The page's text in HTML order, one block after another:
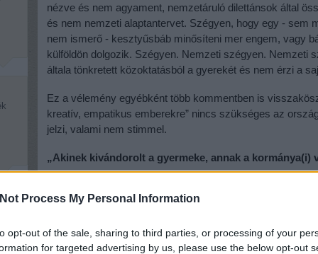
Process My Personal Information
opt-out of the sale, sharing to third parties, or processing of your
for targeted advertising by us, please use the below opt-out
nézve és nem agyament, nemzetáruló dilettánsok által
és nem nemzeti alaptantervet. Szégyen, hogy egy - sem
nem ismerő - kesztyűsbáb minősíteni mer engem, vagy
külföldön dolgozik. Szégyen. Nemzeti szégyen. Nemzeti
általa tönkretett közoktatásból a gyerekét és nem érzi a
Ez a vélemény egyébként több kommentben is
kreatív, empatikus emberekre” nincs szükséges az
jelzi, valami nem stimmel.
„Akinek kivándorolt a gyermeke, annak a kormánya(i)
Akadt olyan vélemény is, amely szerint a mindenkori
élhető országot kellene inkább csinálni, akkor nem
„Normális fizetések kellenének, amiből meg lehet élni.
raktáros kap. Napi nyolc óra munkáért. Ahol nem